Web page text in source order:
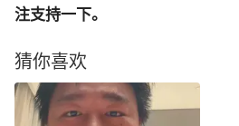
注支持一下。
猜你喜欢